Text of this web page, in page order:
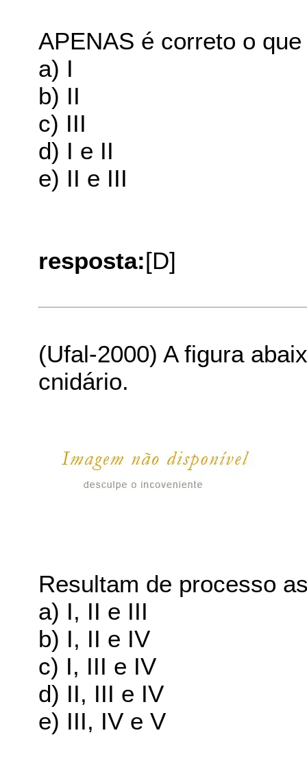
APENAS é correto o
a) I
b) II
c) III
d) I e II
e) II e III
resposta:[D]
(Ufal-2000) A figura
cnidário.
Resultam de processo
a) I, II e III
b) I, II e IV
c) I, III e IV
d) II, III e IV
e) III, IV e V